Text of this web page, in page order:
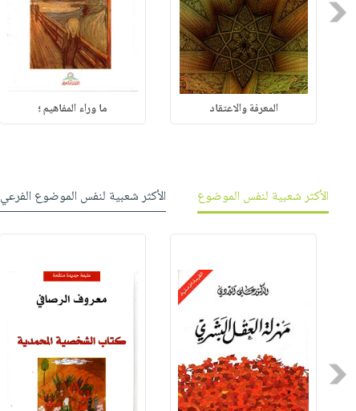
Previous
المعرفة والاعتقاد ما وراء المفاهيم ؛
الأكثر شعبية لنفس الموضوع الأكثر شعبية لنفس الموضوع الفرعي
Previous